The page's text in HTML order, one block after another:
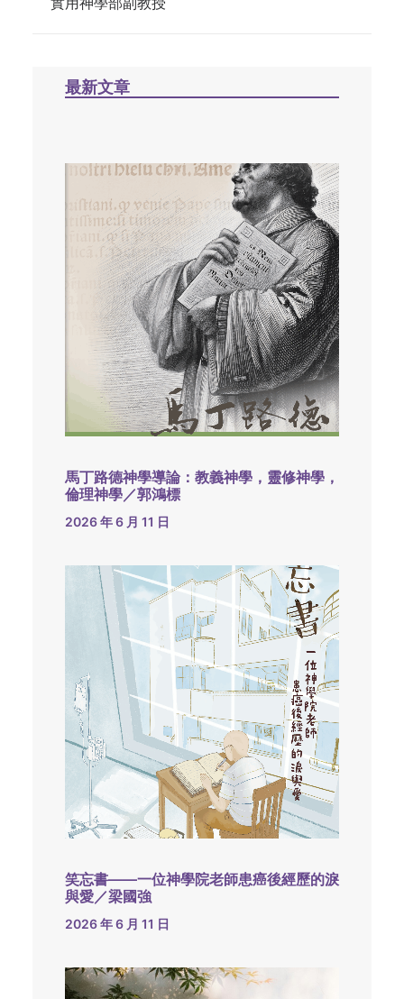
最新文章
馬丁路德神學導論：教義神學，靈修神學，
倫理神學／郭鴻標
2026 年 6 月 11 日
笑忘書——一位神學院老師患癌後經歷的淚
與愛／梁國強
2026 年 6 月 11 日